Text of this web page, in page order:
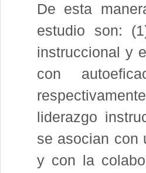
De esta
estudio son:
instruccional y
con
liderazgo
se asocian con
y con la